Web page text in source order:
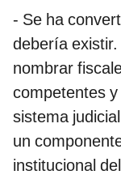
- Se ha
debería
nombrar
competentes
sistema
un
institucional